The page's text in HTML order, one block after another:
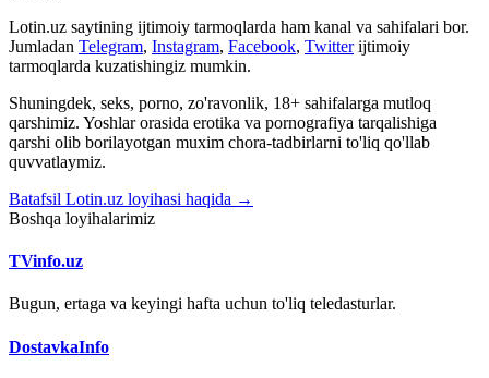
Lotin.uz saytining ijtimoiy tarmoqlarda ham kanal va sahifalari bor.
Jumladan Telegram, Instagram, Facebook, Twitter ijtimoiy
tarmoqlarda kuzatishingiz mumkin.
Shuningdek, seks, porno, zo'ravonlik, 18+ sahifalarga mutloq
qarshimiz. Yoshlar orasida erotika va pornografiya tarqalishiga
qarshi olib borilayotgan muxim chora-tadbirlarni to'liq qo'llab
quvvatlaymiz.
Batafsil Lotin.uz loyihasi haqida →
Boshqa loyihalarimiz
TVinfo.uz
Bugun, ertaga va keyingi hafta uchun to'liq teledasturlar.
DostavkaInfo